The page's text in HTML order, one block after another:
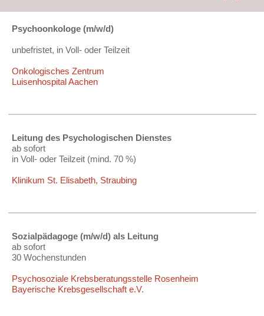
Psychoonkologe (m/w/d)
unbefristet, in Voll- oder Teilzeit
Onkologisches Zentrum
Luisenhospital Aachen
Leitung des Psychologischen Dienstes
ab sofort
in Voll- oder Teilzeit (mind. 70 %)
Klinikum St. Elisabeth, Straubing
Sozialpädagoge (m/w/d) als Leitung
ab sofort
30 Wochenstunden
Psychosoziale Krebsberatungsstelle Rosenheim
Bayerische Krebsgesellschaft e.V.